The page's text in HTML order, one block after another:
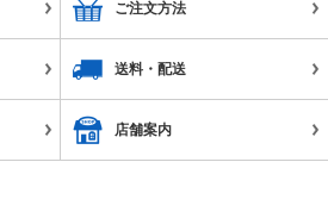
ご注文方法
送料・配送
店舗案内